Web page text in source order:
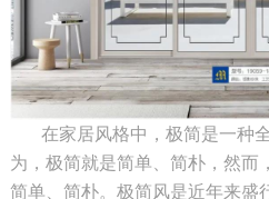
在家居风格中，极简是一种全
为，极简就是简单、简朴，然而
简单、简朴。极简风是近年来盛